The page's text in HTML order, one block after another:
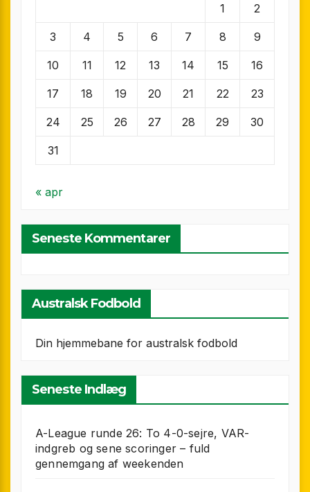
1 2
3 4 5 6 7 8 9
10 11 12 13 14 15 16
17 18 19 20 21 22 23
24 25 26 27 28 29 30
31
« apr
Seneste Kommentarer
Australsk Fodbold
Din hjemmebane for australsk fodbold
Seneste Indlæg
A-League runde 26: To 4-0-sejre, VAR-
indgreb og sene scoringer – fuld
gennemgang af weekenden